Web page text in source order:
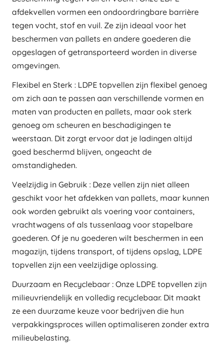
afdekvellen vormen een ondoordringbare barrière
tegen vocht, stof en vuil. Ze zijn ideaal voor het
beschermen van pallets en andere goederen die
opgeslagen of getransporteerd worden in diverse
omgevingen.
Flexibel en Sterk : LDPE topvellen zijn flexibel genoeg
om zich aan te passen aan verschillende vormen en
maten van producten en pallets, maar ook sterk
genoeg om scheuren en beschadigingen te
weerstaan. Dit zorgt ervoor dat je ladingen altijd
goed beschermd blijven, ongeacht de
omstandigheden.
Veelzijdig in Gebruik : Deze vellen zijn niet alleen
geschikt voor het afdekken van pallets, maar kunnen
ook worden gebruikt als voering voor containers,
vrachtwagens of als tussenlaag voor stapelbare
goederen. Of je nu goederen wilt beschermen in een
magazijn, tijdens transport, of tijdens opslag, LDPE
topvellen zijn een veelzijdige oplossing.
Duurzaam en Recyclebaar : Onze LDPE topvellen zijn
milieuvriendelijk en volledig recyclebaar. Dit maakt
ze een duurzame keuze voor bedrijven die hun
verpakkingsproces willen optimaliseren zonder extra
milieubelasting.